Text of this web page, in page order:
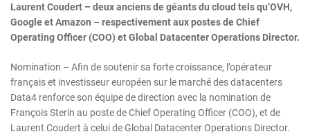
Laurent Coudert – deux anciens de géants du cloud tels qu’OVH,
Google et Amazon – respectivement aux postes de Chief
Operating Officer (COO) et Global Datacenter Operations Director.
Nomination – Afin de soutenir sa forte croissance, l’opérateur
français et investisseur européen sur le marché des datacenters
Data4 renforce son équipe de direction avec la nomination de
François Sterin au poste de Chief Operating Officer (COO), et de
Laurent Coudert à celui de Global Datacenter Operations Director.